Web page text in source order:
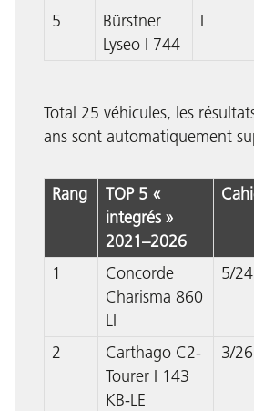
5
Bürstner
Lyseo I 744
I
Total 25 véhicules, les
ans sont automatiquement
Rang
TOP 5 «
integrés »
2021–2026
1
Concorde
Charisma 860
LI
5/24
2
Carthago C2-
Tourer I 143
KB-LE
3/26